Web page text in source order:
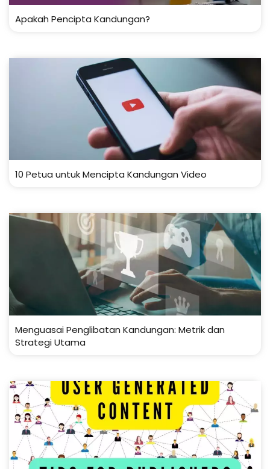
Apakah Pencipta Kandungan?
10 Petua untuk Mencipta Kandungan Video
Menguasai Penglibatan Kandungan: Metrik dan
Strategi Utama